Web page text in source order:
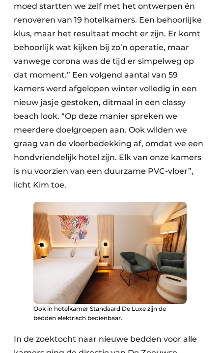
moed startten we zelf met het ontwerpen én
renoveren van 19 hotelkamers. Een behoorlijke
klus, maar het resultaat mocht er zijn. Er komt
behoorlijk wat kijken bij zo’n operatie, maar
vanwege corona was de tijd er simpelweg op
dat moment.” Een volgend aantal van 59
kamers werd afgelopen winter volledig in een
nieuw jasje gestoken, ditmaal in een classy
beach look. “Op deze manier spreken we
meerdere doelgroepen aan. Ook wilden we
graag van de vloerbedekking af, omdat we een
hondvriendelijk hotel zijn. Elk van onze kamers
is nu voorzien van een duurzame PVC-vloer”,
licht Kim toe.
Ook in hotelkamer Standaard De Luxe zijn de
bedden elektrisch bedienbaar.
In de zoektocht naar nieuwe bedden voor alle